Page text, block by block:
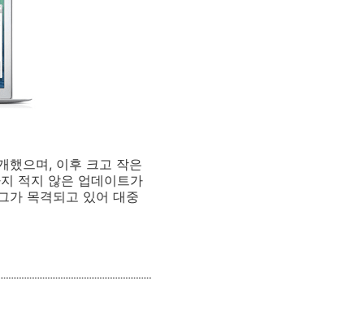
했으며, 이후 크고 작은
적지 않은 업데이트가
가 목격되고 있어 대중